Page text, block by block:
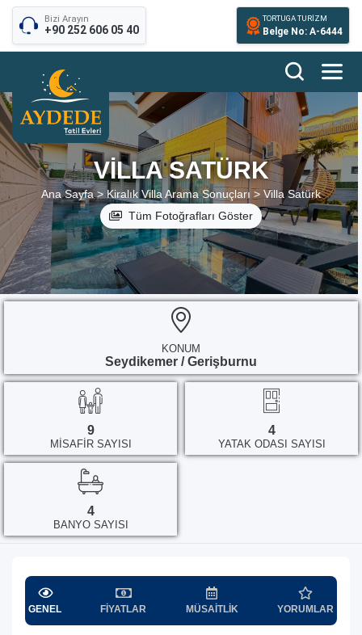
Bizi Arayın
+90 252 606 05 40
TORTUGA TURİZM
Belge No: A-6444
VILLA SATÜRK
Ana Sayfa > Kiralık Villa Arama Sonuçları > Villa Satürk
Tüm Fotoğrafları Göster
KONUM
Seydikemer / Gerişburnu
9
MISAFIR SAYISI
4
YATAK ODASI SAYISI
4
BANYO SAYISI
GENEL FIYATLAR MÜSAITLIK YORUMLAR